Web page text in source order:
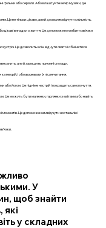
фільми або серіали. Або влаштуйте вечір музики, де
Це не тільки цікаво, але й дозволяє відчути спільність.
цікаві випадки з життя. Це допоможе поглибити зв’язки
Це дозволить всім відчути свято і обмінятися
але й залишить приємні спогади.
і обговорювати їх після читання.
або йогом. Це підніме настрій і покращить самопочуття.
Це можуть бути малюнки, гарлянки з квітами або навіть
моментів. Це допоможе вам відчути ностальгію і
У
щоб знайти
які
у складних